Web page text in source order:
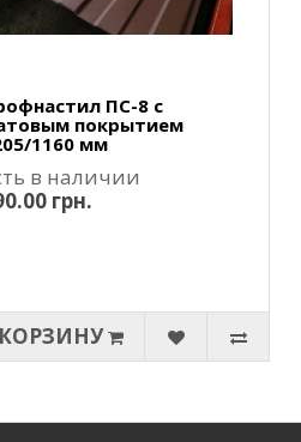
ПС-8 с
покрытием
1160 мм
в наличии
грн.